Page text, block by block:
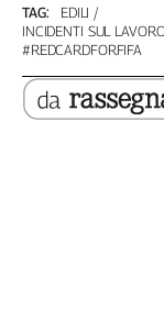
Easy
Inserti
Idea
Diffusa
TAG:
EDILI
INCIDENTI SUL
#REDCARDFORFIFA